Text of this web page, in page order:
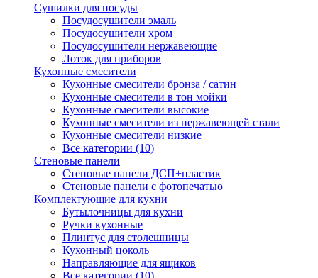
Сушилки для посуды
Посудосушители эмаль
Посудосушители хром
Посудосушители нержавеющие
Лоток для приборов
Кухонные смесители
Кухонные смесители бронза / сатин
Кухонные смесители в тон мойки
Кухонные смесители высокие
Кухонные смесители из нержавеющей стали
Кухонные смесители низкие
Все категории (10)
Стеновые панели
Стеновые панели ДСП+пластик
Стеновые панели с фотопечатью
Комплектующие для кухни
Бутылочницы для кухни
Ручки кухонные
Плинтус для столешницы
Кухонный цоколь
Направляющие для ящиков
Все категории (10)